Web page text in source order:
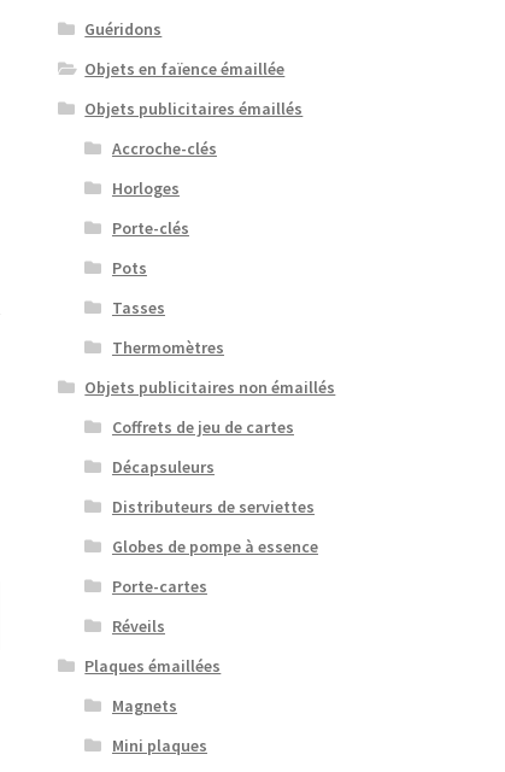
Guéridons
Objets en faïence émaillée
Objets publicitaires émaillés
Accroche-clés
Horloges
Porte-clés
Pots
Tasses
Thermomètres
Objets publicitaires non émaillés
Coffrets de jeu de cartes
Décapsuleurs
Distributeurs de serviettes
Globes de pompe à essence
Porte-cartes
Réveils
Plaques émaillées
Magnets
Mini plaques